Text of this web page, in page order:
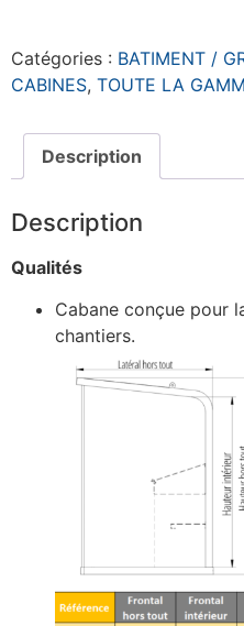
Catégories : BATIMENT /
CABINES, TOUTE LA
Description
Description
Qualités
Cabane conçue pour
chantiers.